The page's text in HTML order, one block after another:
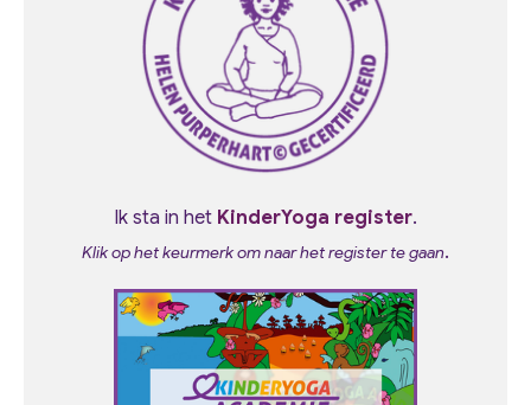
Ik sta in het KinderYoga register.
Klik op het keurmerk om naar het register te gaan.